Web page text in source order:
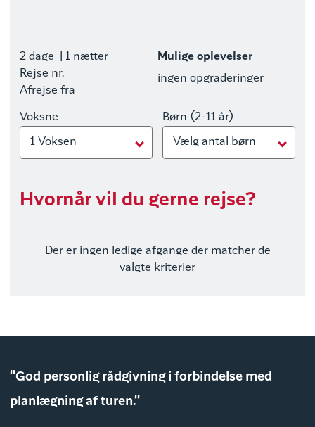
2 dage
| 1 nætter
Rejse nr.
Afrejse fra
Mulige oplevelser
ingen opgraderinger
Voksne
1 Voksen
Børn (2-11 år)
Vælg antal børn
Hvornår vil du gerne rejse?
Der er ingen ledige afgange der matcher de
valgte kriterier
"God personlig rådgivning i forbindelse med
planlægning af turen."